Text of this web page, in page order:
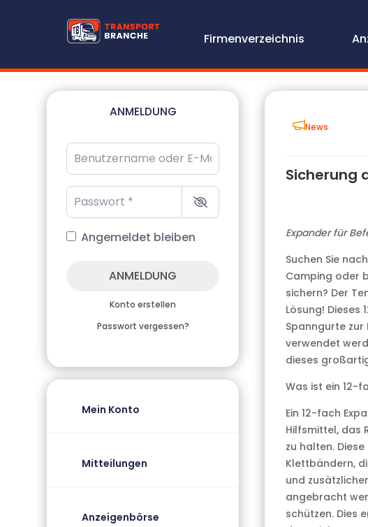
Firmenverzeichnis
ANMELDUNG
Benutzername oder E-Mail-Adresse
Passwort
Angemeldet bleiben
ANMELDUNG
Konto erstellen
Passwort vergessen?
Mein Konto
Mitteilungen
Anzeigenbörse
News
Sicherung
Expander für
Suchen Sie
Camping oder
sichern? Der
Lösung!
Spanngurte
verwendet
dieses
Was ist ein 12-
Ein 12-fach
Hilfsmittel, das
zu halten.
Klettbändern,
und
angebracht
schützen. Dies